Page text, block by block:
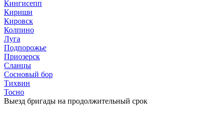
Кингисепп
Кириши
Кировск
Колпино
Луга
Подпорожье
Приозерск
Сланцы
Сосновый бор
Тихвин
Тосно
Выезд бригады на продолжительный срок